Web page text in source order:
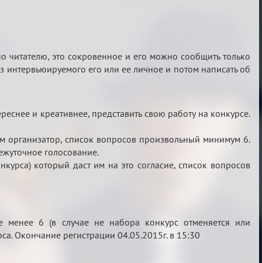
это сокровенное и его можно сообщить только
интервьюируемого его или ее личное и потом написать об
и креативнее, представить свою работу на конкурсе.
организатор, список вопросов произвольный минимум 6.
голосование.
который даст им на это согласие, список вопросов
менее 6 (в случае не набора конкурс отменяется или
Окончание регистрации 04.05.2015г. в 15:30